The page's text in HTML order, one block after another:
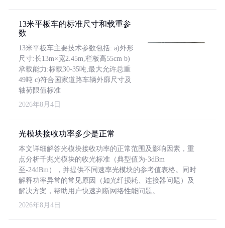
13米平板车的标准尺寸和载重参
数
13米平板车主要技术参数包括: a)外形
尺寸:长13m×宽2.45m,栏板高55cm b)
承载能力:标载30-35吨,最大允许总重
49吨 c)符合国家道路车辆外廓尺寸及
轴荷限值标准
2026年8月4日
光模块接收功率多少是正常
本文详细解答光模块接收功率的正常范围及影响因素，重
点分析千兆光模块的收光标准（典型值为-3dBm
至-24dBm），并提供不同速率光模块的参考值表格。同时
解释功率异常的常见原因（如光纤损耗、连接器问题）及
解决方案，帮助用户快速判断网络性能问题。
2026年8月4日